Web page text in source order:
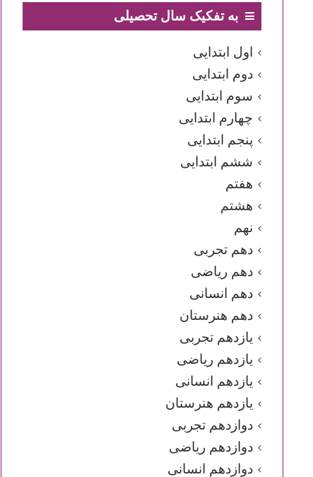
به تفکیک سال تحصیلی
اول ابتدایی
دوم ابتدایی
سوم ابتدایی
چهارم ابتدایی
پنجم ابتدایی
ششم ابتدایی
هفتم
هشتم
نهم
دهم تجربی
دهم ریاضی
دهم انسانی
دهم هنرستان
یازدهم تجربی
یازدهم ریاضی
یازدهم انسانی
یازدهم هنرستان
دوازدهم تجربی
دوازدهم ریاضی
دوازدهم انسانی